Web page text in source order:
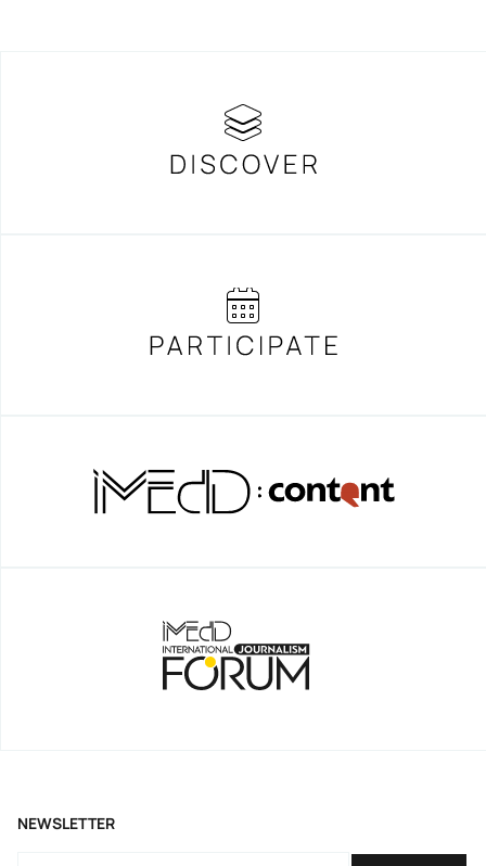
NEWSLETTER